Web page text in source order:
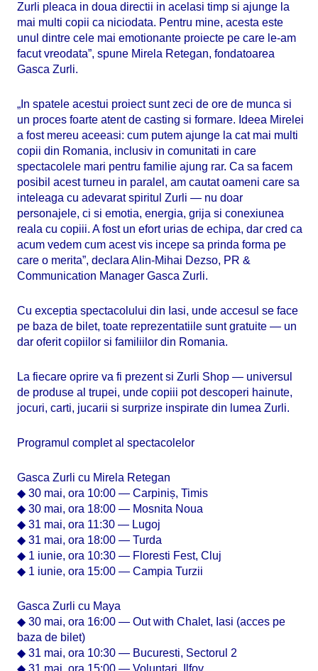
Zurli pleaca in doua directii in acelasi timp si ajunge la
mai multi copii ca niciodata. Pentru mine, acesta este
unul dintre cele mai emotionante proiecte pe care le-am
facut vreodata”, spune Mirela Retegan, fondatoarea
Gasca Zurli.
„In spatele acestui proiect sunt zeci de ore de munca si
un proces foarte atent de casting si formare. Ideea Mirelei
a fost mereu aceeasi: cum putem ajunge la cat mai multi
copii din Romania, inclusiv in comunitati in care
spectacolele mari pentru familie ajung rar. Ca sa facem
posibil acest turneu in paralel, am cautat oameni care sa
inteleaga cu adevarat spiritul Zurli — nu doar
personajele, ci si emotia, energia, grija si conexiunea
reala cu copiii. A fost un efort urias de echipa, dar cred ca
acum vedem cum acest vis incepe sa prinda forma pe
care o merita”, declara Alin-Mihai Dezso, PR &
Communication Manager Gasca Zurli.
Cu exceptia spectacolului din Iasi, unde accesul se face
pe baza de bilet, toate reprezentatiile sunt gratuite — un
dar oferit copiilor si familiilor din Romania.
La fiecare oprire va fi prezent si Zurli Shop — universul
de produse al trupei, unde copiii pot descoperi hainute,
jocuri, carti, jucarii si surprize inspirate din lumea Zurli.
Programul complet al spectacolelor
Gasca Zurli cu Mirela Retegan
◆ 30 mai, ora 10:00 — Carpiniș, Timis
◆ 30 mai, ora 18:00 — Mosnita Noua
◆ 31 mai, ora 11:30 — Lugoj
◆ 31 mai, ora 18:00 — Turda
◆ 1 iunie, ora 10:30 — Floresti Fest, Cluj
◆ 1 iunie, ora 15:00 — Campia Turzii
Gasca Zurli cu Maya
◆ 30 mai, ora 16:00 — Out with Chalet, Iasi (acces pe
baza de bilet)
◆ 31 mai, ora 10:30 — Bucuresti, Sectorul 2